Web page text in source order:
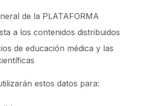
de la PLATAFORMA
a los contenidos distribuidos
de educación médica y las
estos datos para: